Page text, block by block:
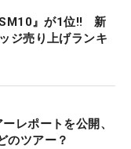
』が1位‼ 新
ジ売り上げランキ
レポートを公開、
のツアー？